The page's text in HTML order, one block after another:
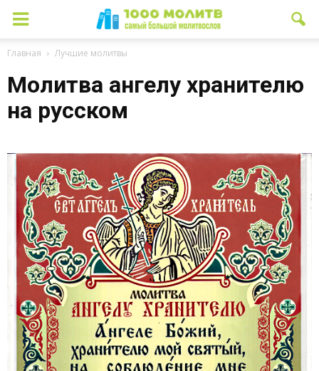
Главная Лучшие молитвы
Молитва ангелу хранителю
на русском